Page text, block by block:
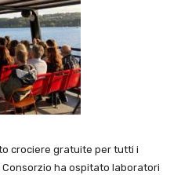
crociere gratuite per tutti i
ha ospitato laboratori